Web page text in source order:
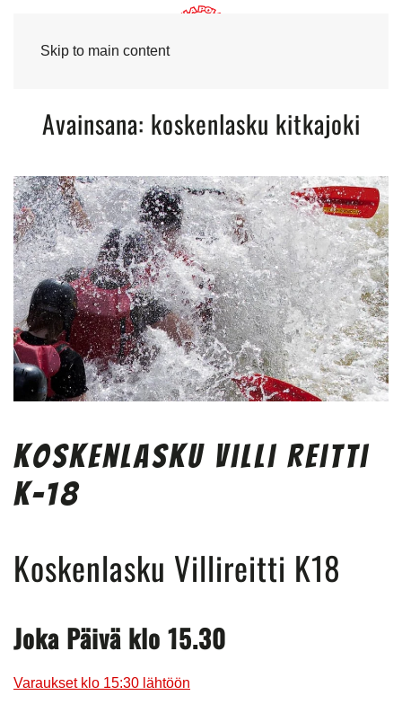
Skip to main content
Avainsana: koskenlasku kitkajoki
Koskenlasku Villi Reitti
K-18
Koskenlasku Villireitti K18
Joka Päivä klo 15.30
Varaukset klo 15:30 lähtöön